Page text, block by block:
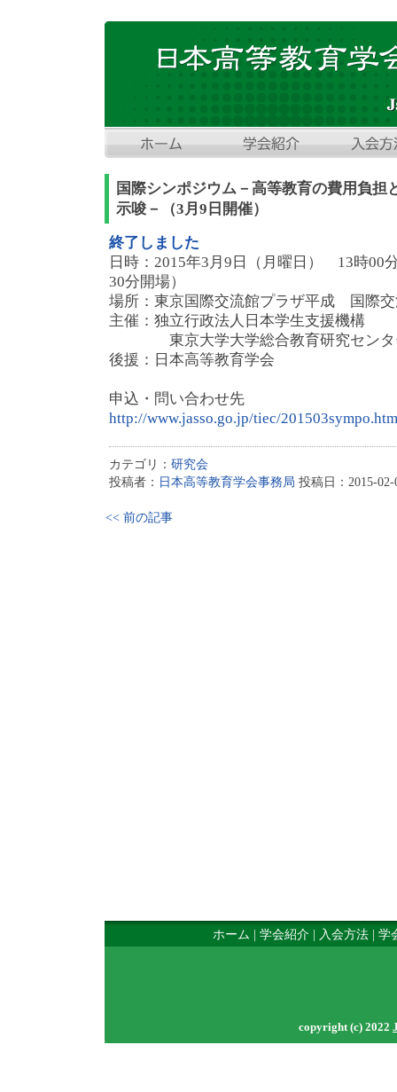
国際シンポジウム－高等教育の費用負
示唆－（3月9日開催）
終了しました
日時：2015年3月9日（月曜日） 13時00
30分開場）
場所：東京国際交流館プラザ平成 国際
主催：独立行政法人日本学生支援機構
東京大学大学総合教育研究センタ
後援：日本高等教育学会
申込・問い合わせ先
http://www.jasso.go.jp/tiec/
カテゴリ： 研究会
投稿者： 日本高等教育学会事務局 投稿日：2015-02-
<< 前の記事
ホーム 学会紹介 入会方法 学
copyright (c) 2022